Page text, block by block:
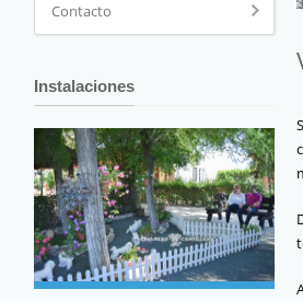
Contacto
Instalaciones